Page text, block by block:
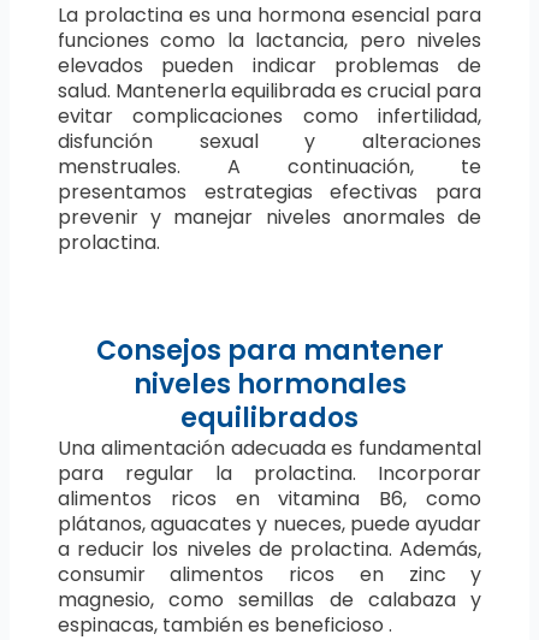
La prolactina es una hormona esencial para
funciones como la lactancia, pero niveles
elevados pueden indicar problemas de
salud. Mantenerla equilibrada es crucial para
evitar complicaciones como infertilidad,
disfunción sexual y alteraciones
menstruales. A continuación, te
presentamos estrategias efectivas para
prevenir y manejar niveles anormales de
prolactina.
Consejos para mantener
niveles hormonales
equilibrados
Una alimentación adecuada es fundamental
para regular la prolactina. Incorporar
alimentos ricos en vitamina B6, como
plátanos, aguacates y nueces, puede ayudar
a reducir los niveles de prolactina. Además,
consumir alimentos ricos en zinc y
magnesio, como semillas de calabaza y
espinacas, también es beneficioso .